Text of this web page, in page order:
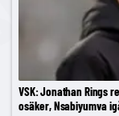
VSK: Jonathan Rings
osäker, Nsabiyumva